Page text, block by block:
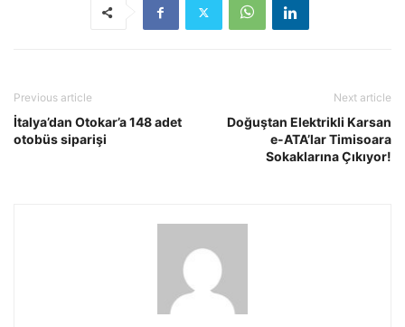
Previous article
İtalya’dan Otokar’a 148 adet
otobüs siparişi
Next article
Doğuştan Elektrikli Karsan
e-ATA’lar Timisoara
Sokaklarına Çıkıyor!